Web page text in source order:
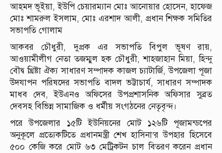
আহমদ ভূইয়া, ইউপি চেয়ারম্যান মোঃ আনোয়ার হোসেন, হাফেজ
মোঃ শামরুল ইসলাম, মোঃ এরশাদ আলী, প্রধান শিক্ষক সমিতির
সভাপতি গোলাম
আকবর চৌধুরী, দুপ্রক এর সভাপতি বিপুল ভূষণ রায়,
আওয়ামীলীগ নেতা তজম্মুল হক চৌধুরী, শাহজাহান মিয়া, হিন্দু
বৌদ্ব খ্রিষ্টা ঐক্য সাধারণ সম্পাদক কাজল চ্যাটার্জি, উপজেলা পূজা
উদযাপন পরিষদের সভাপতি বাদল ভট্টাচার্য, সাধারণ সম্পাদক
মাধব দেব, ইউএনও অফিসের উপপ্রশাসনিক অফিসার সুব্রত
দেবসহ বিভিন্ন সামাজিক ও ধর্মীয় সংগঠনের নেতৃবৃন্দ।
পরে উপজেলার ১৫টি ইউনিয়নের মোট ১২৬টি পূজামন্ডপের
অনুকূলে প্রত্যেকটিতে প্রধানমন্ত্রী শেখ হাসিনা’র উপহার হিসেবে
৫০০ কেজি করে মোট ৬৩ মেট্রিকটন চাল বিতরণ করেন প্রধান